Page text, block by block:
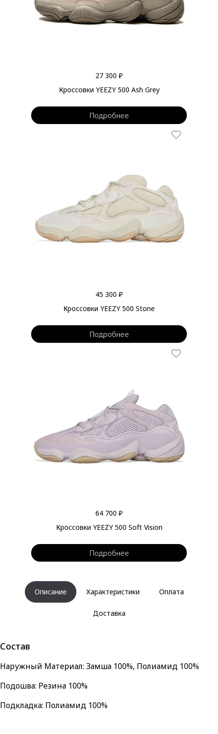
27 300 ₽
Кроссовки YEEZY 500 Ash Grey
Подробнее
45 300 ₽
Кроссовки YEEZY 500 Stone
Подробнее
64 700 ₽
Кроссовки YEEZY 500 Soft Vision
Подробнее
Описание Характеристики Оплата
Доставка
Состав
Наружный Материал: Замша 100%, Полиамид 100%
Подошва: Резина 100%
Подкладка: Полиамид 100%